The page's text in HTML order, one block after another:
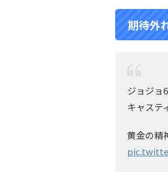
期待外
ジョジョ
キャステ
黄金の精